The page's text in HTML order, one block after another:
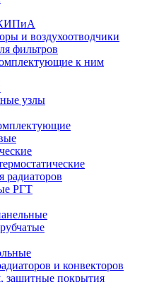
и воздухоотводчики
фильтров
к ним
узлы
радиаторов
РГТ
и конвекторов
защитные покрытия